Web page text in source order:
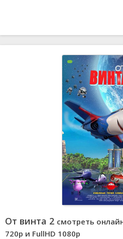
От винта 2 смотреть
720p и FullHD 1080р